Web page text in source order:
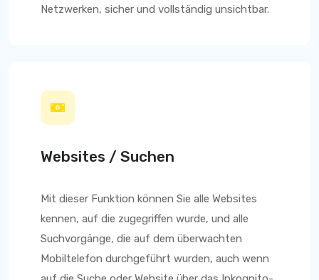
Netzwerken, sicher und vollständig unsichtbar.
Websites / Suchen
Mit dieser Funktion können Sie alle Websites
kennen, auf die zugegriffen wurde, und alle
Suchvorgänge, die auf dem überwachten
Mobiltelefon durchgeführt wurden, auch wenn